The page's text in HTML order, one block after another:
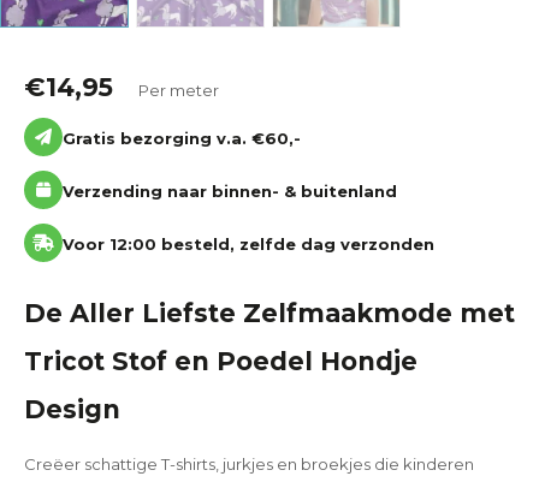
€14,95 Per meter
Gratis bezorging v.a. €60,-
Verzending naar binnen- & buitenland
Voor 12:00 besteld, zelfde dag verzonden
De Aller Liefste Zelfmaakmode met
Tricot Stof en Poedel Hondje
Design
Creëer schattige T-shirts, jurkjes en broekjes die kinderen